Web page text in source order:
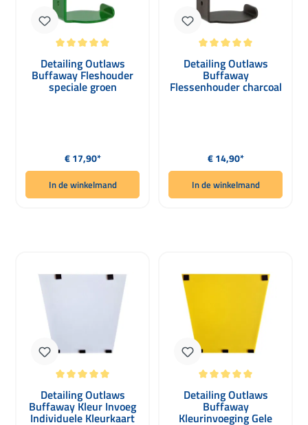
Gemiddelde waardering van 5 van 5 sterren
Detailing Outlaws
Buffaway Fleshouder
speciale groen
Normale prijs:
€ 17,90*
In de winkelmand
Gemiddelde waardering van 5 van
Detailing Outlaws
Buffaway
Flessenhouder charcoal
Normale prijs:
€ 14,90*
In de winkelmand
Gemiddelde waardering van 5 van 5 sterren
Detailing Outlaws
Buffaway Kleur Invoeg
Individuele Kleurkaart
Gemiddelde waardering van 5 van
Detailing Outlaws
Buffaway
Kleurinvoeging Gele